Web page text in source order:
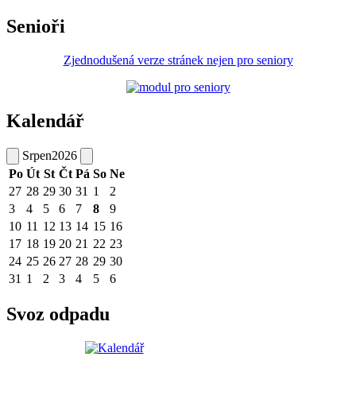
Senioři
Zjednodušená verze stránek nejen pro seniory
Kalendář
Srpen2026
Po Út St Čt Pá So Ne
27 28 29 30 31 1
2
3
4 5 6 7 8
9
10 11 12 13 14 15 16
17 18 19 20 21 22 23
24 25 26 27 28 29 30
31 1 2 3 4 5 6
Svoz odpadu